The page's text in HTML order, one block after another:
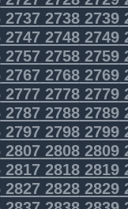
273727382739
274727482749
275727582759
276727682769
277727782779
278727882789
279727982799
280728082809
281728182819
282728282829